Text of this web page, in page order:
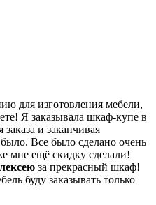
для изготовления мебели,
Я заказывала шкаф-купе в
и заканчивая
Все было сделано очень
мне ещё скидку сделали!
за прекрасный шкаф!
буду заказывать только